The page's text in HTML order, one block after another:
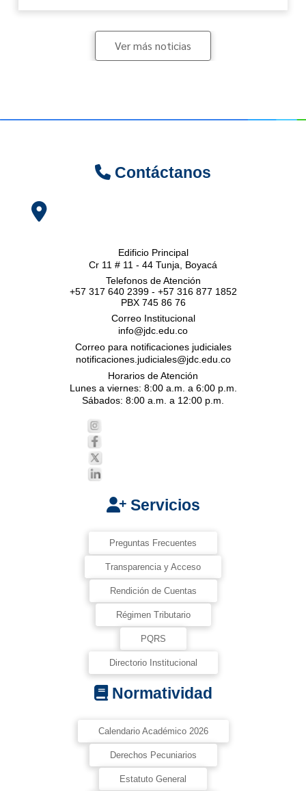
Ver más noticias
Contáctanos
Edificio Principal
Cr 11 # 11 - 44 Tunja, Boyacá
Telefonos de Atención
+57 317 640 2399 - +57 316 877 1852
PBX 745 86 76
Correo Institucional
info@jdc.edu.co
Correo para notificaciones judiciales
notificaciones.judiciales@jdc.edu.co
Horarios de Atención
Lunes a viernes: 8:00 a.m. a 6:00 p.m.
Sábados: 8:00 a.m. a 12:00 p.m.
Servicios
Preguntas Frecuentes
Transparencia y Acceso
Rendición de Cuentas
Régimen Tributario
PQRS
Directorio Institucional
Normatividad
Calendario Académico 2026
Derechos Pecuniarios
Estatuto General